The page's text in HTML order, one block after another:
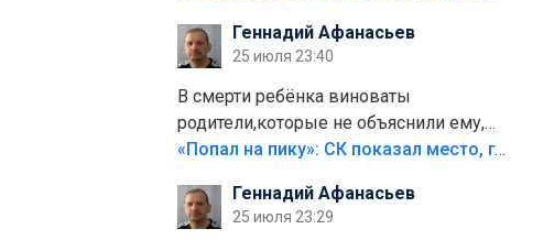
Геннадий Афанасьев
25 июля 23:40
В смерти ребёнка виноваты
родители,которые не объяснили ему,
что такое хорошо и что такое плохо!
безумия,есть же калитка,ворота!
Жалко ребёнка,но он сам выбрал свою
«Попал на пику»: СК показал место, где был смертельно травмирован ребенок в Тольятти
Геннадий Афанасьев
25 июля 23:29